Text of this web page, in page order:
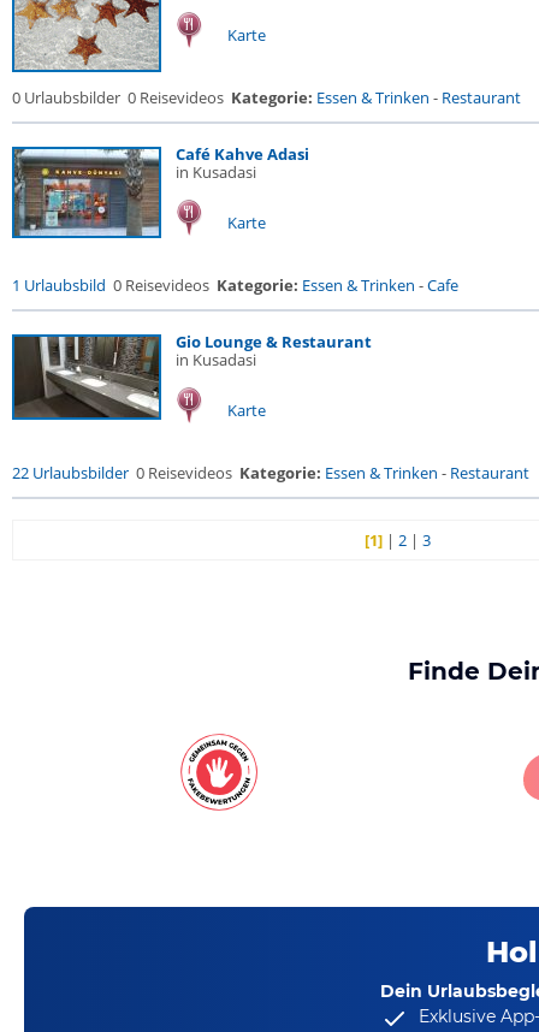
Karte
0 Urlaubsbilder 0 Reisevideos Kategorie: Essen & Trinken - Restaurant
Café Kahve Adasi
in Kusadasi
Karte
1 Urlaubsbild 0 Reisevideos Kategorie: Essen & Trinken -Cafe
Gio Lounge & Restaurant
in Kusadasi
Karte
22 Urlaubsbilder 0 Reisevideos Kategorie: Essen & Trinken - Restaurant
[1] |2 |3
Finde
Dein
Exklusive